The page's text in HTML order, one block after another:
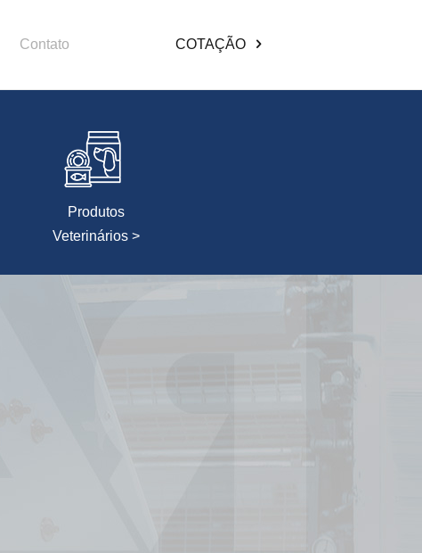
Contato COTAÇÃO
Produtos
Veterinários >